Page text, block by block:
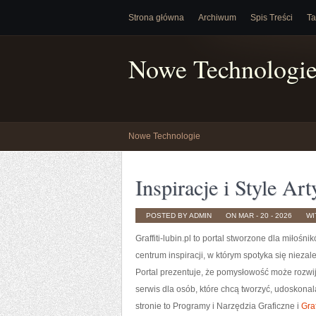
Strona główna Archiwum Spis Treści
Nowe
Nowe Technologie
Inspiracje i Style
POSTED BY ADMIN ON MAR - 20 - 2026
Graffiti-lubin.pl to portal stworzone dla
centrum inspiracji, w którym spotyka się
Portal prezentuje, że pomysłowość może
serwis dla osób, które chcą tworzyć,
stronie to Programy i Narzędzia Graficzne i